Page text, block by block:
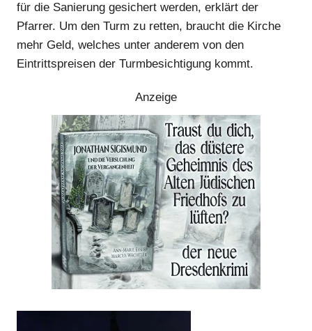
für die Sanierung gesichert werden, erklärt der
Pfarrer. Um den Turm zu retten, braucht die Kirche
mehr Geld, welches unter anderem von den
Eintrittspreisen der Turmbesichtigung kommt.
Anzeige
Anzeige